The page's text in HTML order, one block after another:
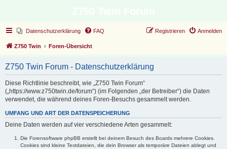
Datenschutzerklärung FAQ Anmelden
Registrieren
Z750 Twin Foren-Übersicht
Z750 Twin Forum - Datenschutzerklärung
Diese Richtlinie beschreibt, wie „Z750 Twin Forum“
(„https://www.z750twin.de/forum“) (im Folgenden „der Betreiber“) die Daten
verwendet, die während deines Foren-Besuchs gesammelt werden.
UMFANG UND ART DER DATENSPEICHERUNG
Deine Daten werden auf vier verschiedene Arten gesammelt:
Die Forensoftware phpBB erstellt bei deinem Besuch des Boards mehrere Cookies.
Cookies sind kleine Textdateien, die dein Browser als temporäre Dateien ablegt und